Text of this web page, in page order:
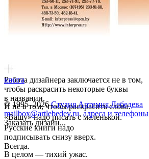
Работа дизайнера заключается не в том,
чтобы раскрасить некоторые буквы
в названии.
И не в том, чтобы раскрасить слова.
«Вашу» надо писать с маленькой.
Русские книги надо
подписывать снизу вверх.
Всегда.
В целом — тихий ужас.
книга
© 1995–2026 Студия Артемия Лебедева
mailbox@artlebedev.ru, адреса и телефоны
Заказать дизайн...